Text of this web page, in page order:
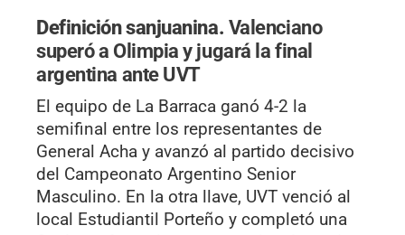
Definición sanjuanina. Valenciano
superó a Olimpia y jugará la final
argentina ante UVT
El equipo de La Barraca ganó 4-2 la
semifinal entre los representantes de
General Acha y avanzó al partido decisivo
del Campeonato Argentino Senior
Masculino. En la otra llave, UVT venció al
local Estudiantil Porteño y completó una